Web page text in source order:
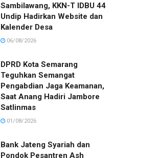
Sambilawang, KKN-T IDBU 44
Undip Hadirkan Website dan
Kalender Desa
06/08/2026
DPRD Kota Semarang
Teguhkan Semangat
Pengabdian Jaga Keamanan,
Saat Anang Hadiri Jambore
Satlinmas
01/08/2026
Bank Jateng Syariah dan
Pondok Pesantren Ash